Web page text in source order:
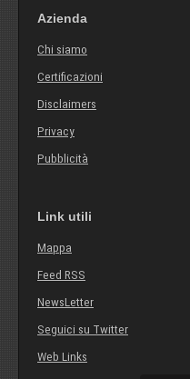
Azienda
Chi siamo
Certificazioni
Disclaimers
Privacy
Pubblicità
Link utili
Mappa
Feed RSS
NewsLetter
Seguici su Twitter
Web Links